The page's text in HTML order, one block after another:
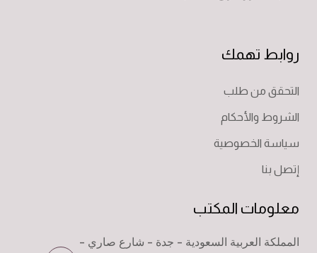
روابط تهمك
التحقق من طلب
الشروط والأحكام
سياسة الخصوصية
إتصل بنا
معلومات المكتب
المملكة العربية السعودية - جدة - شارع صاري -